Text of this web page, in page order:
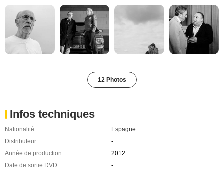
12 Photos
Infos techniques
Nationalité
Espagne
Distributeur
-
Année de production
2012
Date de sortie DVD
-